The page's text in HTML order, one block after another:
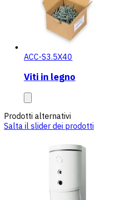
ACC-S3.5X40
Viti in legno
Prodotti alternativi
Salta il slider dei prodotti